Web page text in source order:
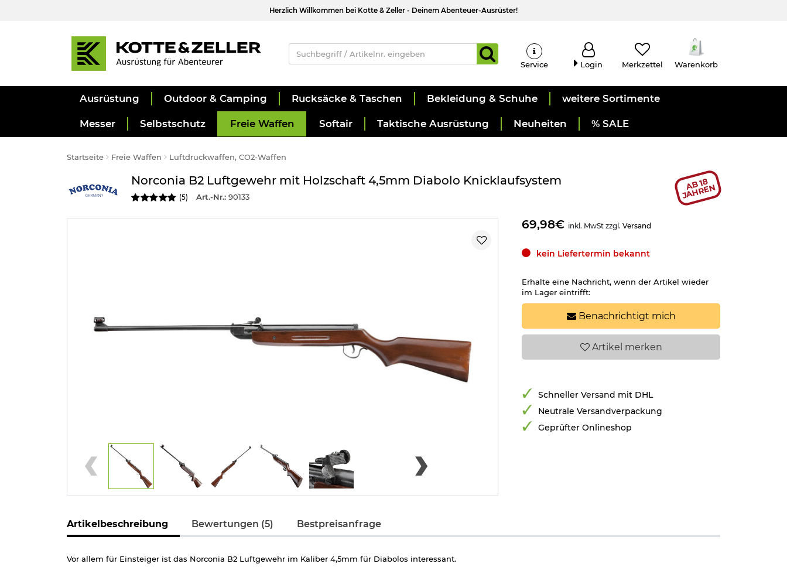
Herzlich Willkommen bei Kotte & Zeller - Deinem Abenteuer-Ausrüster!
Service Login Merkzettel Warenkorb
Ausrüstung Outdoor & Camping Rucksäcke & Taschen Bekleidung & Schuhe weitere Sortimente
Messer Selbstschutz Freie Waffen Softair Taktische Ausrüstung Neuheiten % SALE
Startseite Freie Waffen Luftdruckwaffen, CO2-Waffen
Norconia B2 Luftgewehr mit Holzschaft 4,5mm Diabolo Knicklaufsystem
(5) Art.-Nr.:90133
AB 18
JAHREN
69,98€ inkl. MwSt zzgl.Versand
kein Liefertermin bekannt
Erhalte eine Nachricht, wenn der Artikel wieder
im Lager eintrifft:
Benachrichtigt mich
Artikel merken
Schneller Versand mit DHL
Neutrale Versandverpackung
Geprüfter Onlineshop
Artikelbeschreibung Bewertungen (5) Bestpreisanfrage
Vor allem für Einsteiger ist das Norconia B2 Luftgewehr im Kaliber 4,5mm für Diabolos interessant.